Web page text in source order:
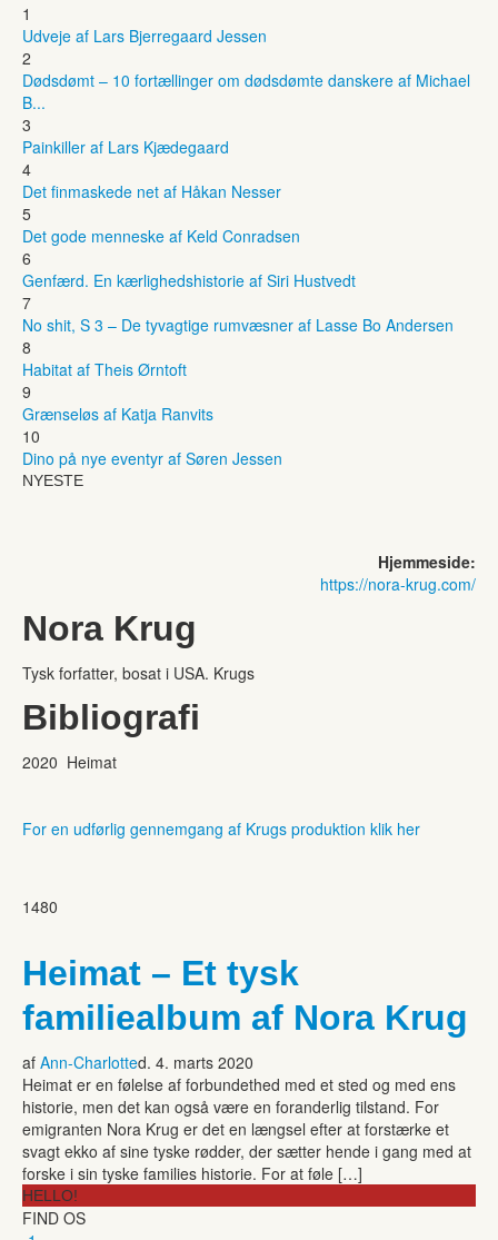
1
Udveje af Lars Bjerregaard Jessen
2
Dødsdømt – 10 fortællinger om dødsdømte danskere af Michael
B...
3
Painkiller af Lars Kjædegaard
4
Det finmaskede net af Håkan Nesser
5
Det gode menneske af Keld Conradsen
6
Genfærd. En kærlighedshistorie af Siri Hustvedt
7
No shit, S 3 – De tyvagtige rumvæsner af Lasse Bo Andersen
8
Habitat af Theis Ørntoft
9
Grænseløs af Katja Ranvits
10
Dino på nye eventyr af Søren Jessen
NYESTE
Hjemmeside:
https://nora-krug.com/
Nora Krug
Tysk forfatter, bosat i USA. Krugs
Bibliografi
2020 Heimat
For en udførlig gennemgang af Krugs produktion klik her
1480
Heimat – Et tysk
familiealbum af Nora Krug
af Ann-Charlotted. 4. marts 2020
Heimat er en følelse af forbundethed med et sted og med ens
historie, men det kan også være en foranderlig tilstand. For
emigranten Nora Krug er det en længsel efter at forstærke et
svagt ekko af sine tyske rødder, der sætter hende i gang med at
forske i sin tyske families historie. For at føle […]
HELLO!
FIND OS